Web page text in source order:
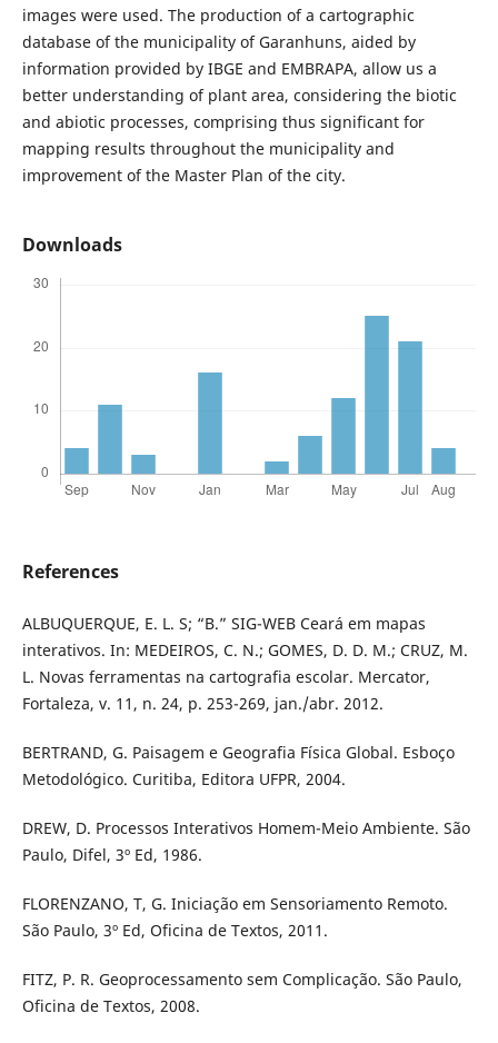
images were used. The production of a cartographic
database of the municipality of Garanhuns, aided by
information provided by IBGE and EMBRAPA, allow us a
better understanding of plant area, considering the biotic
and abiotic processes, comprising thus significant for
mapping results throughout the municipality and
improvement of the Master Plan of the city.
Downloads
References
ALBUQUERQUE, E. L. S; “B.” SIG-WEB Ceará em mapas
interativos. In: MEDEIROS, C. N.; GOMES, D. D. M.; CRUZ, M.
L. Novas ferramentas na cartografia escolar. Mercator,
Fortaleza, v. 11, n. 24, p. 253-269, jan./abr. 2012.
BERTRAND, G. Paisagem e Geografia Física Global. Esboço
Metodológico. Curitiba, Editora UFPR, 2004.
DREW, D. Processos Interativos Homem-Meio Ambiente. São
Paulo, Difel, 3º Ed, 1986.
FLORENZANO, T, G. Iniciação em Sensoriamento Remoto.
São Paulo, 3º Ed, Oficina de Textos, 2011.
FITZ, P. R. Geoprocessamento sem Complicação. São Paulo,
Oficina de Textos, 2008.